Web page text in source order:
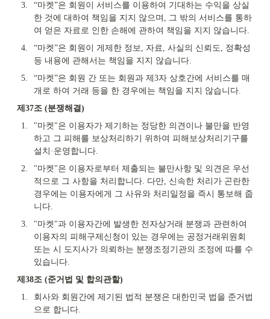
3.
“마켓”은 회원이 서비스를 이용하여 기대하는 수익을 상실
한 것에 대하여 책임을 지지 않으며, 그 밖의 서비스를 통하
여 얻은 자료로 인한 손해에 관하여 책임을 지지 않습니다.
4.
“마켓”은 회원이 게제한 정보, 자료, 사실의 신뢰도, 정확성
등 내용에 관해서는 책임을 지지 않습니다.
5.
“마켓”은 회원 간 또는 회원과 제3자 상호간에 서비스를 매
개로 하여 거래 등을 한 경우에는 책임을 지지 않습니다.
제37조 (분쟁해결)
1.
"마켓"은 이용자가 제기하는 정당한 의견이나 불만을 반영
하고 그 피해를 보상처리하기 위하여 피해보상처리기구를
설치·운영합니다.
2.
"마켓"은 이용자로부터 제출되는 불만사항 및 의견은 우선
적으로 그 사항을 처리합니다. 다만, 신속한 처리가 곤란한
경우에는 이용자에게 그 사유와 처리일정을 즉시 통보해 줍
니다.
3.
"마켓"과 이용자간에 발생한 전자상거래 분쟁과 관련하여
이용자의 피해구제신청이 있는 경우에는 공정거래위원회
또는 시 도지사가 의뢰하는 분쟁조정기관의 조정에 따를 수
있습니다.
제38조 (준거법 및 합의관할)
1.
회사와 회원간에 제기된 법적 분쟁은 대한민국 법을 준거법
으로 합니다.